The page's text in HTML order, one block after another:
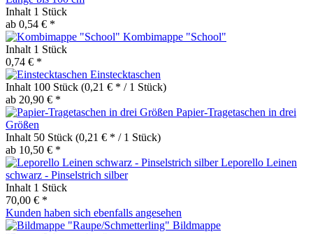
Inhalt 1 Stück
ab 0,54 € *
Kombimappe "School"
Inhalt 1 Stück
0,74 € *
Einstecktaschen
Inhalt 100 Stück (0,21 € * / 1 Stück)
ab 20,90 € *
Papier-Tragetaschen in drei
Größen
Inhalt 50 Stück (0,21 € * / 1 Stück)
ab 10,50 € *
Leporello Leinen
schwarz - Pinselstrich silber
Inhalt 1 Stück
70,00 € *
Kunden haben sich ebenfalls angesehen
Bildmappe